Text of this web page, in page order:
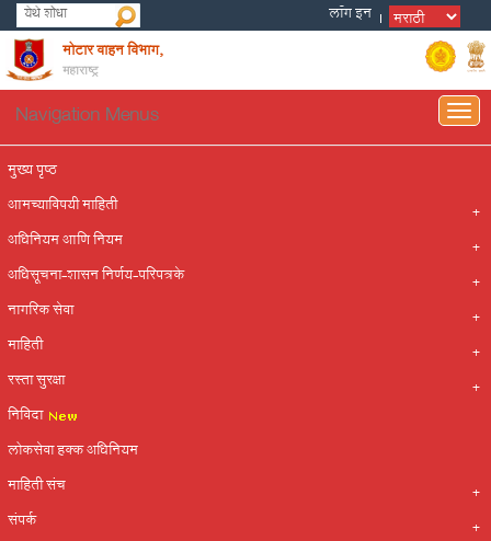
मोटार वाहन विभाग,
महाराष्ट्र
Navigation Menus
मुख्य पृष्ठ
आमच्याविषयी माहिती
अधिनियम आणि नियम
अधिसूचना-शासन निर्णय-परिपत्रके
नागरिक सेवा
माहिती
रस्ता सुरक्षा
निविदा
लोकसेवा हक्क अधिनियम
माहिती संच
संपर्क